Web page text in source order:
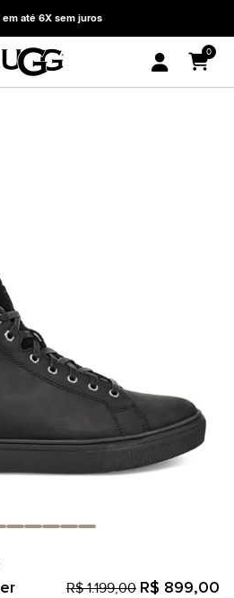
em até 6X sem juros
0
R$ 1.199,00 R$ 899,00